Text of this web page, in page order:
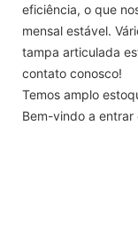
eficiência, o que
mensal estável.
tampa articulada
contato conosco!
Temos amplo
Bem-vindo a